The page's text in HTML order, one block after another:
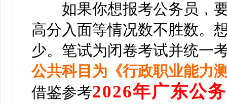
如果你想报考公务员，要
高分入面等情况数不胜数。
少。 笔试为闭卷考试并统一
公共科目为《行政职业能力
借鉴参考2026年广东公